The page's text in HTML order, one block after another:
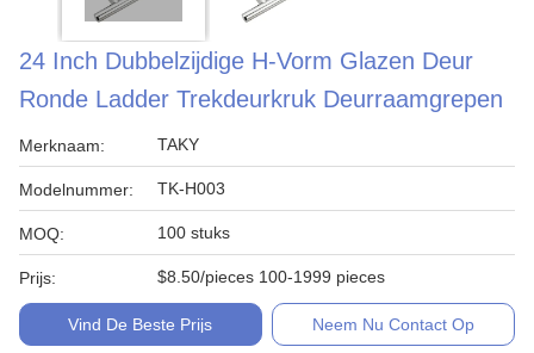
24 Inch Dubbelzijdige H-Vorm Glazen Deur
Ronde Ladder Trekdeurkruk Deurraamgrepen
Merknaam: TAKY
Modelnummer: TK-H003
MOQ: 100 stuks
Prijs: $8.50/pieces 100-1999 pieces
Vind De Beste Prijs Neem Nu Contact Op